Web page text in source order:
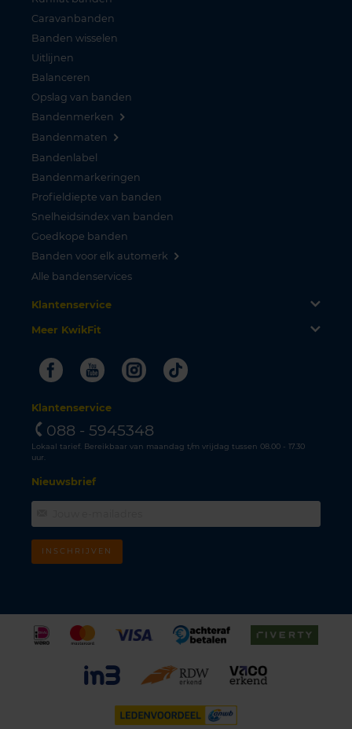
Caravanbanden
Banden wisselen
Uitlijnen
Balanceren
Opslag van banden
Bandenmerken
Bandenmaten
Bandenlabel
Bandenmarkeringen
Profieldiepte van banden
Snelheidsindex van banden
Goedkope banden
Banden voor elk automerk
Alle bandenservices
Klantenservice
Meer KwikFit
FacebookYoutubeInstagram
Tiktok
Klantenservice
088 - 5945348
Lokaal tarief. Bereikbaar van maandag t/m vrijdag tussen 08.00 - 17.30
uur.
Nieuwsbrief
INSCHRIJVEN